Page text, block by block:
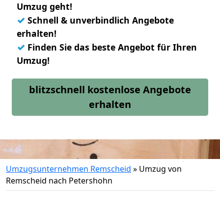
Umzug geht!
✓ Schnell & unverbindlich Angebote
erhalten!
✓ Finden Sie das beste Angebot für Ihren
Umzug!
blitzschnell kostenlose Angebote
erhalten
Umzugsunternehmen Remscheid » Umzug von
Remscheid nach Petershohn